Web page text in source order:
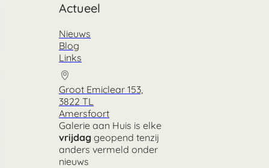
Actueel
Nieuws
Blog
Links
Groot Emiclear 153,
3822 TL
Amersfoort
Galerie aan Huis is elke
vrijdag geopend tenzij
anders vermeld onder
nieuws